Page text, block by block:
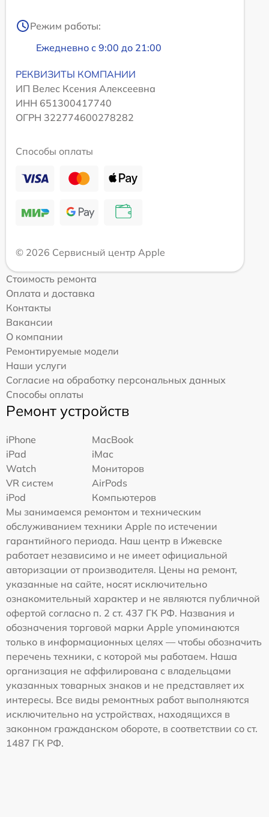
Режим работы:
Ежедневно с 9:00 до 21:00
РЕКВИЗИТЫ КОМПАНИИ
ИП Велес Ксения Алексеевна
ИНН 651300417740
ОГРН 322774600278282
Способы оплаты
© 2026 Сервисный центр Apple
Стоимость ремонта
Оплата и доставка
Контакты
Вакансии
О компании
Ремонтируемые модели
Наши услуги
Согласие на обработку персональных данных
Способы оплаты
Ремонт устройств
iPhone
MacBook
iPad
iMac
Watch
Мониторов
VR систем
AirPods
iPod
Компьютеров
Мы занимаемся ремонтом и техническим
обслуживанием техники Apple по истечении
гарантийного периода. Наш центр в Ижевске
работает независимо и не имеет официальной
авторизации от производителя. Цены на ремонт,
указанные на сайте, носят исключительно
ознакомительный характер и не являются публичной
офертой согласно п. 2 ст. 437 ГК РФ. Названия и
обозначения торговой марки Apple упоминаются
только в информационных целях — чтобы обозначить
перечень техники, с которой мы работаем. Наша
организация не аффилирована с владельцами
указанных товарных знаков и не представляет их
интересы. Все виды ремонтных работ выполняются
исключительно на устройствах, находящихся в
законном гражданском обороте, в соответствии со ст.
1487 ГК РФ.